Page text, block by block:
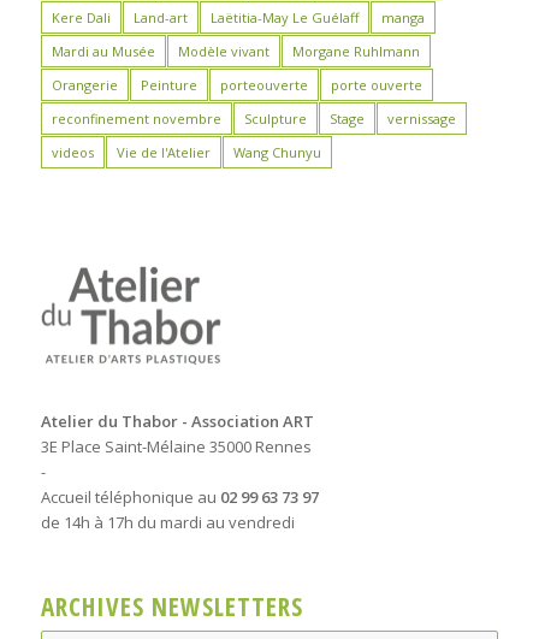
Kere Dali
Land-art Laëtitia-May Le Guélaff
manga
Mardi au Musée
Modèle vivant
Morgane Ruhlmann
Orangerie
Peinture porteouverte
porte ouverte
reconfinement novembre
Sculpture Stage
vernissage
videos
Vie de l'Atelier Wang Chunyu
Atelier du Thabor - Association ART
3E Place Saint-Mélaine 35000 Rennes
-
Accueil téléphonique au 02 99 63 73 97
de 14h à 17h du mardi au vendredi
ARCHIVES NEWSLETTERS